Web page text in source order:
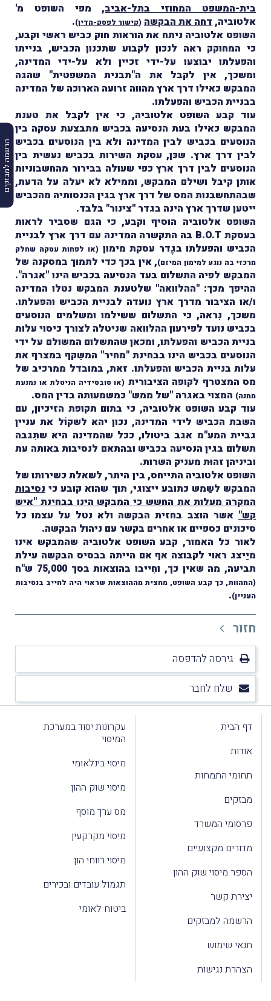
הרשמה למבזקים
בית-המשפט המחוזי בתל-אביב, מפי השופט מ'
אלטוביה,דחה את הבקשה (קישור לפסק-הדין)
.
השופט אלטוביה ניתח את הוראות חוק כביש ראשי וקבע,
כי המחוקק ראה לנכון לקבוע שתכנון הכביש, בנייתו
והפעלתו יבוצעו על-ידי זכיין ולא על-ידי המדינה,
ומשכך, אין לקבל את ה"תבנית המשפטית" שהגה
המבקש כאילו דרך ארץ מהווה זרועה הארוכה של המדינה
בבניית הכביש והפעלתו.
עוד קבע השופט אלטוביה, כי אין לקבל את טענת
המבקש כאילו בעת הנסיעה בכביש מתבצעת עסקה בין
הנוסעים בכביש לבין המדינה ולא בין הנוסעים בכביש
לבין דרך ארץ. שכּן, עסקת השירות בכביש נעשית בין
הנוסעים לבין דרך ארץ כפי שעולה בבירור מהחשבוניות
אותן קיבל ושילם המבקש, וממילא לא יעלה על הדעת,
שבהתחשבנות המס של דרך ארץ בגין הכנסותיה מהכביש
ייטען שדרך ארץ הינה בגדר "צינור" בלבד.
השופט אלטוביה הוסיף וקבע, כי הגם שסביר לראות
בעסקת B.O.T בה התקשרה המדינה עם דרך ארץ לבניית
הכביש והפעלתו בגֶדר עסקת מימון (או לפחות עסקה שחלק
מרכזי בה נוגע למימון המיזם), אין בכך כדי לתמוך במסקנה של
המבקש לפיה התשלום בעד הנסיעה בכביש הינו "אגרה".
ההיפך מכך: "ההלוואה" שלטענת המבקש נטלו המדינה
ו/או הציבור מדרך ארץ נועדה לבניית הכביש והפעלתו.
משכך, נִראה, כי התשלום ששילמו ומשלמים הנוסעים
בכביש נועד לפירעון ההלוואה שניטלה לצורך כיסוי עלות
בניית הכביש והפעלתו, ומכאן שהתשלום המשולם על ידי
הנוסעים בכביש הינו בבחינת "מחיר" המשַקף במצרף את
עלות בניית הכביש והפעלתו. זאת, במובדל ממרכיב של
מס המצטרף לקופה הציבורית (או סובסידיה הניטלת או נמנעת
ממנה) המצוי באגרה "של ממש" כמשמעותה בדין המס.
עוד קבע השופט אלטוביה, כי בתום תקופת הזיכיון, עם
השבת הכביש לידי המדינה, נכון יהא לשקוֹל את עניין
גביית המע"מ אגב ביטולו, ככל שהמדינה היא שתִגבה
תשלום בגין הנסיעה בכביש ובהתאם לנסיבות באותה עת
וביניהן זהוּת מעניק השרות.
השופט אלטוביה התייחס, בין היתר, לשאלת כשירותו של
המבקש לשַמש כתובע ייצוגי, תוך שהוא קובע כי נסיבות
המקרה מעלות את החשש כי המבקש הינו בבחינת "איש
קש" אשר הוצב בחזית הבקשה ולא נטל על עצמו כל
סיכונים כספיים או אחרים בקשר עם ניהול הבקשה.
לאור כל האמור, קבע השופט אלטוביה שהמבקש אינו
מיַיצג ראוי לקבוצה אף אם הייתה בבסיס הבקשה עילת
תביעה, מה שאין כך, וחִייבו בהוצאות בסך 75,000 ש"ח
(המהוות, כך קבע השופט, מחצית מההוצאות שראוי היה לחייב בנסיבות
העניין).
חזור
גירסה להדפסה
שלח לחבר
דף הבית
אודות
תחומי התמחות
מבזקים
פרסומי המשרד
מדורים מקצועיים
הספר מיסוי שוק ההון
יצירת קשר
הרשמה למבזקים
תנאי שימוש
הצהרת נגישות
עקרונות יסוד במערכת
המיסוי
מיסוי בינלאומי
מיסוי שוק ההון
מס ערך מוסף
מיסוי מקרקעין
מיסוי רווחי הון
תגמול עובדים ובכירים
ביטוח לאומי